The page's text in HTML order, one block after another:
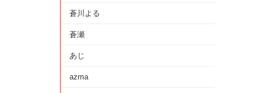
蒼川よる
蒼瀬
あじ
azma